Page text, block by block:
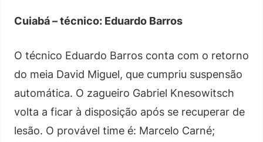
Cuiabá – técnico: Eduardo Barros
O técnico Eduardo Barros conta com o retorno
do meia David Miguel, que cumpriu suspensão
automática. O zagueiro Gabriel Knesowitsch
volta a ficar à disposição após se recuperar de
lesão. O provável time é: Marcelo Carné;